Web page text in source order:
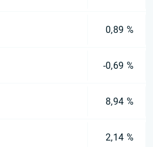
0,89 %
-0,69 %
8,94 %
2,14 %